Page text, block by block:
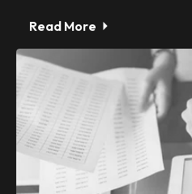
Read More